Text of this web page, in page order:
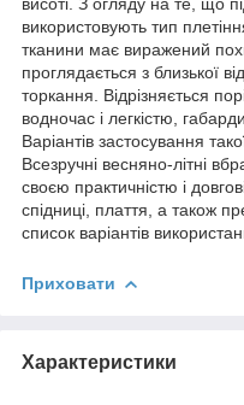
використовують тип
тканини має виражений
проглядається з близької
торкання. Відрізняється
водночас і легкістю,
Варіантів застосування
Всезручні весняно-літні
своєю практичністю і
спідниці, плаття, а також
список варіантів
Приховати
Характеристики